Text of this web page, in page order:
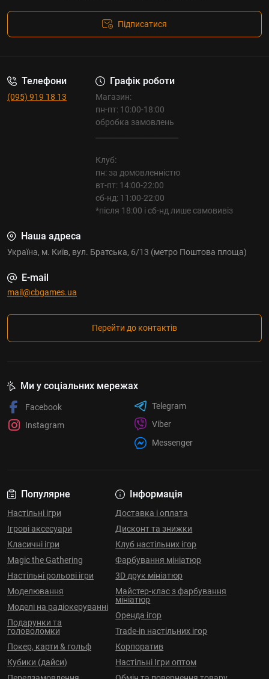
Підписатися
Телефони
(095) 919 18 13
Графік роботи
Магазин:
пн-пт: 10:00-18:00
обробка замовлень
Клуб:
пн: за домовленністю
вт-пт: 14:00-22:00
сб-нд: 11:00-22:00
*після 18:00 і сб-нд лише самовивіз
Наша адреса
Україна, м. Київ, вул. Братська, 6/13 (метро Поштова площа)
E-mail
mail@cbgames.ua
Перейти до контактів
Популярне
Настільні ігри
Ігрові аксесуари
Класичні ігри
Magic the Gathering
Настільні рольові ігри
Моделювання
Моделі на радіокеруванні
Подарунки та
головоломки
Покер, карти & гольф
Кубики (дайси)
Інформація
Доставка і оплата
Дисконт та знижки
Клуб настільних ігор
Фарбування мініатюр
3D друк мініатюр
Майстер-клас з фарбування
мініатюр
Оренда ігор
Trade-in настільних ігор
Корпоратив
Настільні Ігри оптом
Ми у соціальних мережах
Facebook
Instagram
Telegram
Viber
Messenger